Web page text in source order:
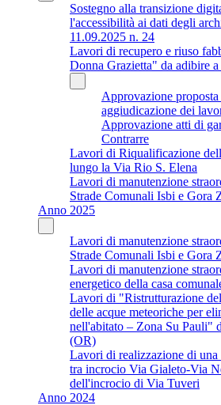
Sostegno alla transizione
l'accessibilità ai dati degli
11.09.2025 n. 24
Lavori di recupero e riuso
Donna Grazietta" da adibire
Approvazione
aggiudicazione dei
Approvazione atti di
Contrarre
Lavori di Riqualificazione
lungo la Via Rio S. Elena
Lavori di manutenzione
Strade Comunali Isbi e Gora
Anno 2025
Lavori di manutenzione
Strade Comunali Isbi e Gora
Lavori di manutenzione
energetico della casa
Lavori di "Ristrutturazione
delle acque meteoriche per
nell'abitato – Zona Su Pauli"
(OR)
Lavori di realizzazione di
tra incrocio Via Gialeto-Via
dell'incrocio di Via Tuveri
Anno 2024